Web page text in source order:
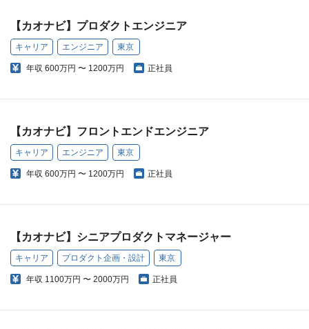
【カオナビ】プロダクトエンジニア
キャリア エンジニア 東京
年収 600万円 〜 1200万円 正社員
【カオナビ】フロントエンドエンジニア
キャリア エンジニア 東京
年収 600万円 〜 1200万円 正社員
【カオナビ】シニアプロダクトマネージャー
キャリア プロダクト企画・設計 東京
年収 1100万円 〜 2000万円 正社員